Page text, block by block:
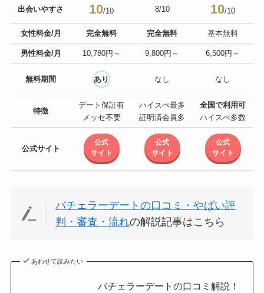
出会いやすさ 10/10 8/10 10/10
女性料金/月 完全無料 完全無料 基本無料
男性料金/月 10,780円～ 9,800円～ 6,500円～
無料期間 あり なし なし
特徴
デート保証有
メッセ不要
ハイスぺ最多
証明済会員多
全国で利用可
ハイスぺ多数
公式サイト
公式
サイト
公式
サイト
公式
サイト
バチェラーデートの口コミ・やばい評
判・審査・流れの解説記事はこちら
あわせて読みたい
バチェラーデートの口コミ解説！